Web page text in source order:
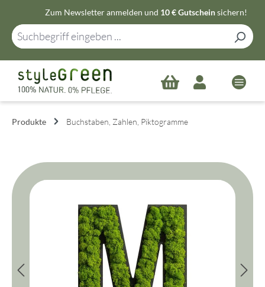
Zum Hauptinhalt springen
Zum Newsletter anmelden und 10 € Gutscheinsichern!
Produkte Buchstaben, Zahlen, Piktogramme
Bildergalerie überspringen